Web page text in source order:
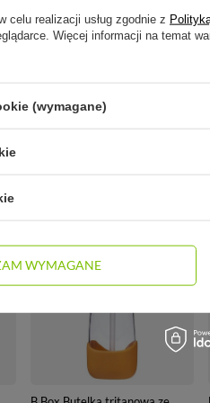
ml, b.box?
PRODUCENTA
celu realizacji usług zgodnie z
Więcej informacji na temat
(wymagane)
WYMAGANE